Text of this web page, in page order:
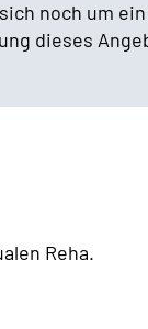
noch um
dieses
Reha.